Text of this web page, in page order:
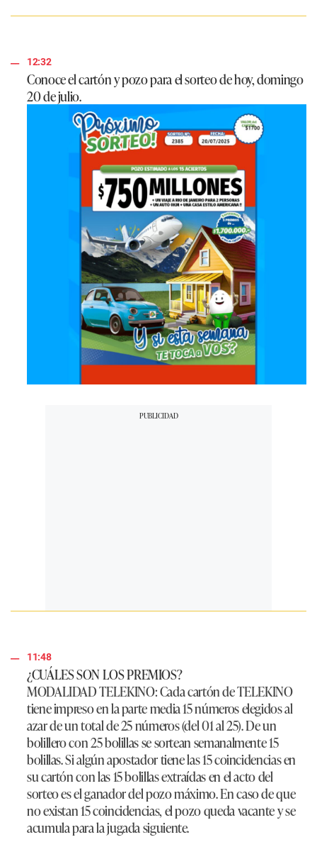
12:32
Conoce el cartón y pozo para el sorteo de hoy, domingo
20 de julio.
11:48
¿CUÁLES SON LOS PREMIOS?
MODALIDAD TELEKINO: Cada cartón de TELEKINO
tiene impreso en la parte media 15 números elegidos al
azar de un total de 25 números (del 01 al 25). De un
bolillero con 25 bolillas se sortean semanalmente 15
bolillas. Si algún apostador tiene las 15 coincidencias en
su cartón con las 15 bolillas extraídas en el acto del
sorteo es el ganador del pozo máximo. En caso de que
no existan 15 coincidencias, el pozo queda vacante y se
acumula para la jugada siguiente.